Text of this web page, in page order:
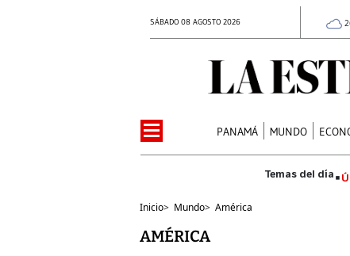
SÁBADO 08 AGOSTO 2026
PANAMÁ MUNDO
Inicio> Mundo> América
AMÉRICA